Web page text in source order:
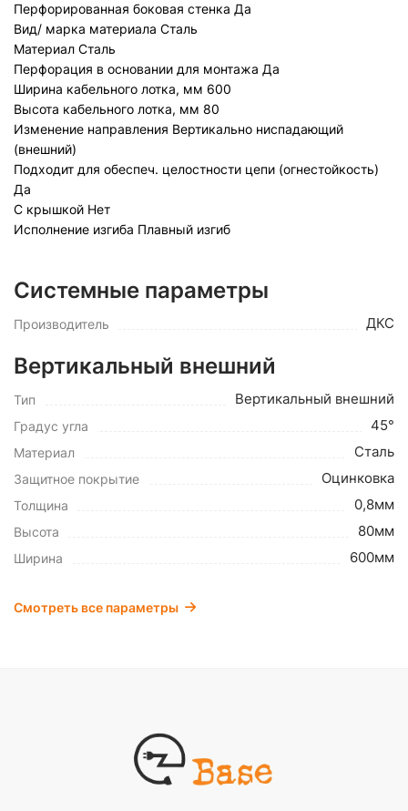
Перфорированная боковая стенка Да
Вид/ марка материала Сталь
Материал Сталь
Перфорация в основании для монтажа Да
Ширина кабельного лотка, мм 600
Высота кабельного лотка, мм 80
Изменение направления Вертикально ниспадающий
(внешний)
Подходит для обеспеч. целостности цепи (огнестойкость)
Да
С крышкой Нет
Исполнение изгиба Плавный изгиб
Системные параметры
Производитель ДКС
Вертикальный внешний
Тип Вертикальный внешний
Градус угла 45°
Материал Сталь
Защитное покрытие Оцинковка
Толщина 0,8мм
Высота 80мм
Ширина 600мм
Смотреть все параметры